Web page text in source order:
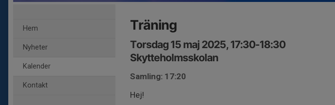
Hem
Nyheter
Kalender
Kontakt
Träning
Torsdag 15 maj 2025, 17:30-18:30
Skytteholmsskolan
Samling: 17:20
Hej!